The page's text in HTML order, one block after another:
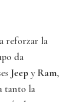
reforzar la
da
Jeep yRam,
tanto la